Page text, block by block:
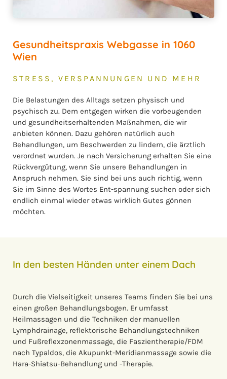
Gesundheitspraxis Webgasse in 1060
Wien
STRESS, VERSPANNUNGEN UND MEHR
Die Belastungen des Alltags setzen physisch und
psychisch zu. Dem entgegen wirken die vorbeugenden
und gesundheitserhaltenden Maßnahmen, die wir
anbieten können. Dazu gehören natürlich auch
Behandlungen, um Beschwerden zu lindern, die ärztlich
verordnet wurden. Je nach Versicherung erhalten Sie eine
Rückvergütung, wenn Sie unsere Behandlungen in
Anspruch nehmen. Sie sind bei uns auch richtig, wenn
Sie im Sinne des Wortes Ent-spannung suchen oder sich
endlich einmal wieder etwas wirklich Gutes gönnen
möchten.
In den besten Händen unter einem Dach
Durch die Vielseitigkeit unseres Teams finden Sie bei uns
einen großen Behandlungsbogen. Er umfasst
Heilmassagen und die Techniken der manuellen
Lymphdrainage, reflektorische Behandlungstechniken
und Fußreflexzonenmassage, die Faszientherapie/FDM
nach Typaldos, die Akupunkt-Meridianmassage sowie die
Hara-Shiatsu-Behandlung und -Therapie.